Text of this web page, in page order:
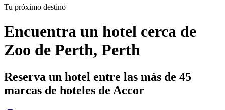
Tu próximo destino
Encuentra un hotel cerca de
Zoo de Perth, Perth
Reserva un hotel entre las más de 45
marcas de hoteles de Accor